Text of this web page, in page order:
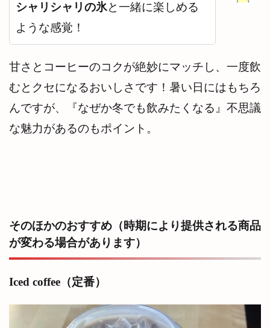
シャリシャリの氷と一緒に楽しめる
ような感覚！
甘さとコーヒーのコクが絶妙にマッチし、一度飲
むとクセになるおいしさです！暑い日にはもちろ
んですが、『なぜか冬でも飲みたくなる』不思議
な魅力があるのもポイント。
そのほかのおすすめ（時期により提供される商品
が変わる場合があります）
Iced coffee（定番）